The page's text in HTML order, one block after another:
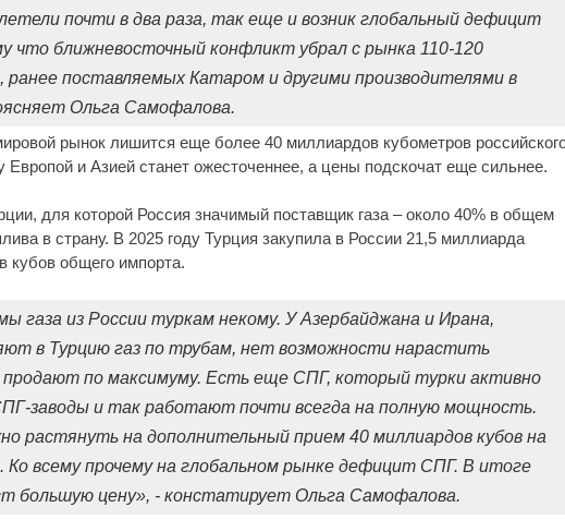
почти в два раза, так еще и возник глобальный дефицит
что ближневосточный конфликт убрал с рынка 110-120
ранее поставляемых Катаром и другими производителями в
Ольга Самофалова.
рынок лишится еще более 40 миллиардов кубометров
и Азией станет ожесточеннее, а цены подскочат еще сильнее.
для которой Россия значимый поставщик газа – около 40% в общем
в страну. В 2025 году Турция закупила в России 21,5 миллиарда
кубов общего импорта.
газа из России туркам некому. У Азербайджана и Ирана,
в Турцию газ по трубам, нет возможности нарастить
продают по максимуму. Есть еще СПГ, который турки активно
заводы и так работают почти всегда на полную мощность.
растянуть на дополнительный прием 40 миллиардов кубов на
Ко всему прочему на глобальном рынке дефицит СПГ. В итоге
большую цену», - констатирует Ольга Самофалова.